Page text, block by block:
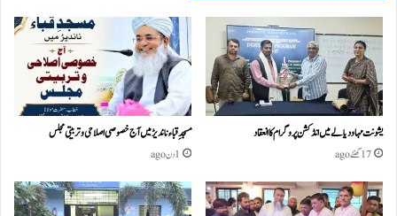
یشونت مہا ودیالے میں انڈکشن پروگرام کا انعقاد
17 گھنٹے ago
مسجدِ قباء ناندیڑ میں آج خصوصی اصلاحی و تربیتی مجلس
1 دن ago